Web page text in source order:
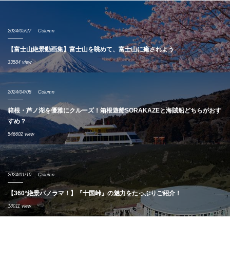
2024/05/27 Column
【富士山絶景動画集】富士山を眺めて、富士山に癒されよう
33584 view
2024/04/08 Column
箱根・芦ノ湖を優雅にクルーズ！箱根遊船SORAKAZEと海賊船どちらがおす
すめ？
546602 view
2024/01/10 Column
【360°絶景パノラマ！】『十国峠』の魅力をたっぷりご紹介！
18011 view